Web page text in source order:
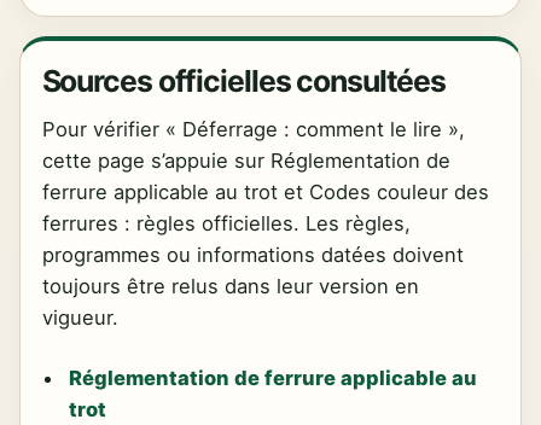
Sources officielles consultées
Pour vérifier « Déferrage : comment le lire »,
cette page s’appuie sur Réglementation de
ferrure applicable au trot et Codes couleur des
ferrures : règles officielles. Les règles,
programmes ou informations datées doivent
toujours être relus dans leur version en
vigueur.
Réglementation de ferrure applicable au
trot